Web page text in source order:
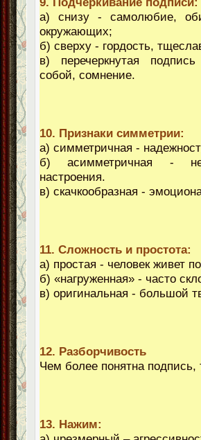
а) снизу - самолюбие,
окружающих;
б) сверху - гордость,
в) перечеркнутая
собой, сомнение.
10. Признаки симметрии:
а) симметричная -
б) асимметричная -
настроения.
в) скачкообразная -
11. Сложность и простота:
а) простая - человек живет
б) «нагруженная» - часто
в) оригинальная - большой
12. Разборчивость
Чем более понятна
13. Нажим: